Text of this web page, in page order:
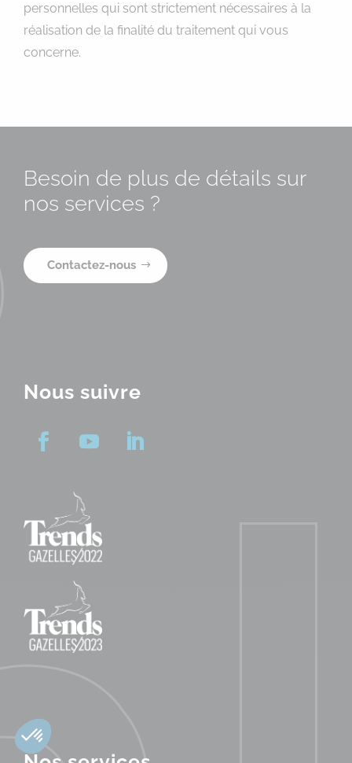
personnelles qui sont strictement nécessaires à la
réalisation de la finalité du traitement qui vous
concerne.
Besoin de plus de détails sur
nos services ?
Contactez-nous
Nous suivre